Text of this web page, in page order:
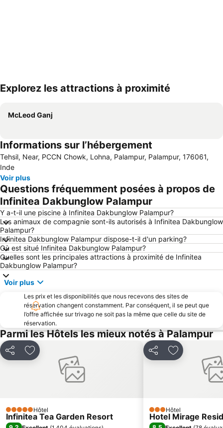
Explorez les attractions à proximité
McLeod Ganj
Informations sur l’hébergement
Tehsil, Near, PCCN Chowk, Lohna, Palampur, Palampur, 176061,
Inde
Voir plus
Questions fréquemment posées à propos de
Infinitea Dakbunglow Palampur
Y a-t-il une piscine à Infinitea Dakbunglow Palampur?
Les animaux de compagnie sont-ils autorisés à Infinitea Dakbunglow
Palampur?
Infinitea Dakbunglow Palampur dispose-t-il d'un parking?
Où est situé Infinitea Dakbunglow Palampur?
Quelles sont les principales attractions à proximité de Infinitea
Dakbunglow Palampur?
Voir plus
Les prix et les disponibilités que nous recevons des sites de
réservation changent constamment. Par conséquent, il se peut que
l’offre affichée sur trivago ne soit pas la même que celle du site de
réservation.
Parmi les Hôtels les mieux notés à Palampur
PartagerAjouter à mes favoris
5 ÉtoilesHôtel
Infinitea Tea Garden Resort
PartagerAjouter à
3 Étoiles
Hôtel
Hotel Mirage